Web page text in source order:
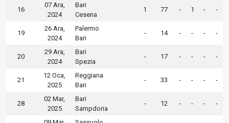
16
07 Ara,
2024
Bari
Cesena
1 77 - 1 - -
19
26 Ara,
2024
Palermo
Bari
- 14 - - - -
20
29 Ara,
2024
Bari
Spezia
- 17 - - - -
21
12 Oca,
2025
Reggiana
Bari
- 33 - - - -
28
02 Mar,
2025
Bari
Sampdoria
- 12 - - - -